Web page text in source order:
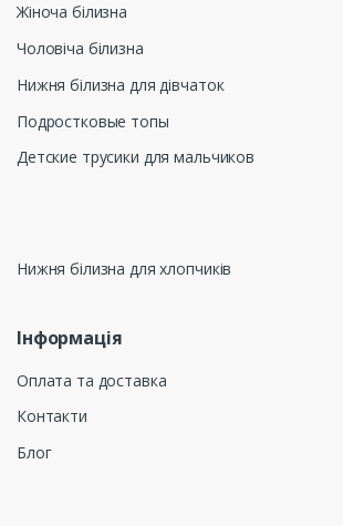
Жіноча білизна
Чоловіча білизна
Нижня білизна для дівчаток
Подростковые топы
Детские трусики для мальчиков
Нижня білизна для хлопчиків
Інформація
Оплата та доставка
Контакти
Блог